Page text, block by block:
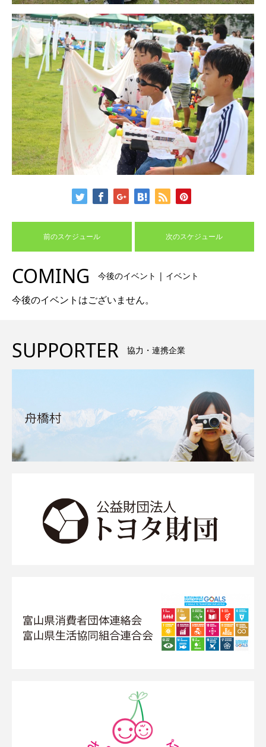
前のスケジュール 次のスケジュール
COMING 今後のイベント | イベント
今後のイベントはございません。
SUPPORTER 協力・連携企業